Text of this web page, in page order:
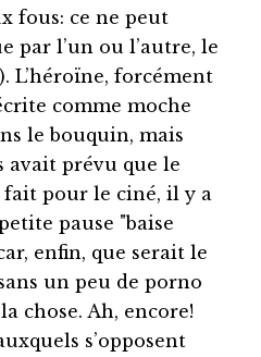
fous: ce ne peut
par l’un ou l’autre, le
L’héroïne, forcément
comme moche
le bouquin, mais
avait prévu que le
fait pour le ciné, il y a
pause "baise
enfin, que serait le
un peu de porno
chose. Ah, encore!
s’opposent